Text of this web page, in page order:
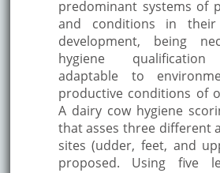
predominant systems of
and conditions in
development, being
hygiene
adaptable to
productive conditions of
A dairy cow hygiene
that asses three different
sites (udder, feet, and
proposed. Using five